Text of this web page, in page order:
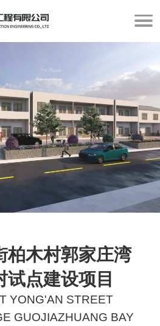
柏木村郭家庄湾
点建设项目
YONG'AN STREET
GUOJIAZHUANG BAY